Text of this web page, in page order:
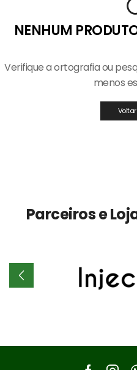
NENHUM
Verifique a ortografia ou
menos
Parceiros e